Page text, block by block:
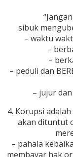
sibuk
– waktu
–
–
– peduli dan
– jujur
4. Korupsi
akan dituntut
– pahala
membayar hak